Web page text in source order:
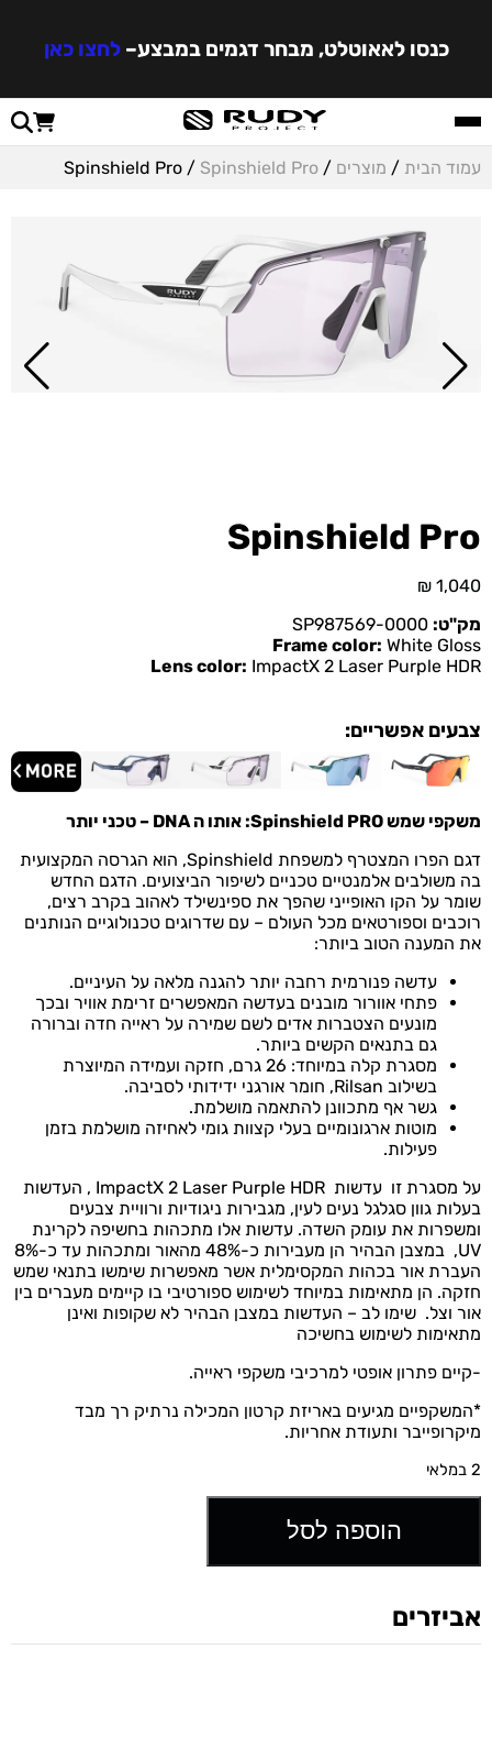
כנסו לאאוטלט, מבחר דגמים במבצע–לחצו כאן
עמוד הבית / מוצרים /
Spinshield Pro
/ Spinshield Pro
Spinshield Pro
₪ 1,040
מק"ט:
Frame color: White Gloss
Lens color: ImpactX 2 Laser Purple HDR
צבעים אפשריים:
משקפי שמש Spinshield PRO:
אותו ה DNA – טכני יותר
דגם הפרו המצטרף למשפחת Spinshield, הוא הגרסה המקצועית
בה משולבים אלמנטיים טכניים לשיפור הביצועים. הדגם החדש
שומר על הקו האופייני שהפך את ספינשילד לאהוב בקרב רצים,
רוכבים וספורטאים מכל העולם – עם שדרוגים טכנולוגיים הנותנים
את המענה הטוב ביותר:
עדשה פנורמית רחבה יותר להגנה מלאה על העיניים.
פתחי אוורור מובנים בעדשה המאפשרים זרימת אוויר ובכך
מונעים הצטברות אדים לשם שמירה על ראייה חדה וברורה
גם בתנאים הקשים ביותר.
מסגרת קלה במיוחד: 26 גרם, חזקה ועמידה המיוצרת
בשילוב Rilsan, חומר אורגני ידידותי לסביבה.
גשר אף מתכוונן להתאמה מושלמת.
מוטות ארגונומיים בעלי קצוות גומי לאחיזה מושלמת בזמן
פעילות.
על מסגרת זו עדשות
העדשות
בעלות גוון סגלגל נעים לעין, מגבירות ניגודיות ורוויית צבעים
ומשפרות את עומק השדה. עדשות אלו מתכהות בחשיפה לקרינת
UV
,
במצבן הבהיר הן מעבירות כ-48% מהאור ומתכהות עד כ-8%
העברת אור בכהות המקסימלית אשר מאפשרות שימשו בתנאי שמש
חזקה. הן מתאימות במיוחד לשימוש ספורטיבי בו קיימים מעברים בין
אור וצל. שימו לב – העדשות במצבן הבהיר לא שקופות ואינן
מתאימות לשימוש בחשיכה
-קיים פתרון אופטי למרכיבי משקפי ראייה.
*המשקפיים מגיעים באריזת קרטון המכילה נרתיק רך מבד
מיקרופייבר ותעודת אחריות.
2 במלאי
הוספה לסל
אביזרים